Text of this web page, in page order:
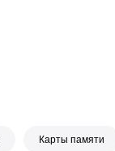
Карты памяти